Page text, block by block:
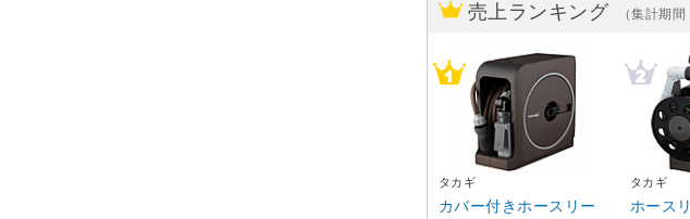
売上ランキング （集計期
タカギ
カバー付きホースリー
タカギ
ホース